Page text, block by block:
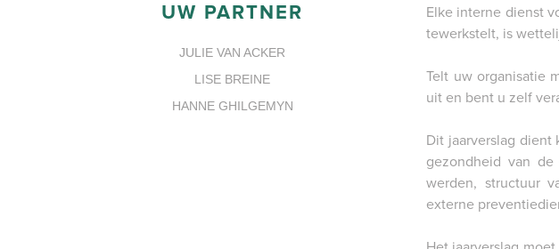
UW PARTNER
JULIE VAN ACKER
LISE BREINE
HANNE GHILGEMYN
Elke interne dienst
tewerkstelt, is
Telt uw organisatie
uit en bent u zelf
Dit jaarverslag
gezondheid van de
werden, structuur
externe